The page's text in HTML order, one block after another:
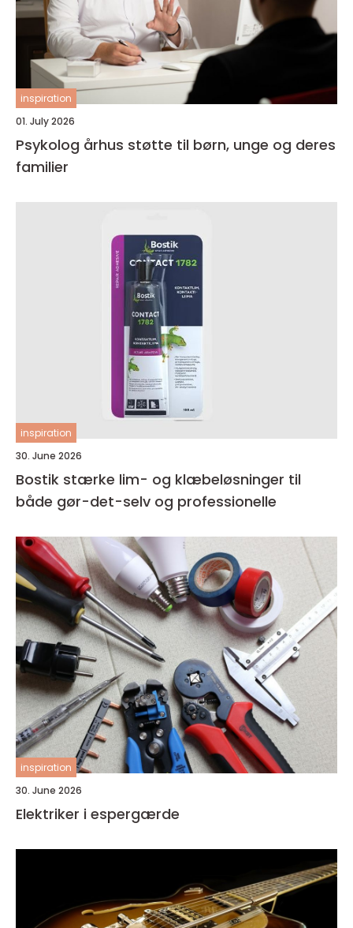
inspiration
01. July 2026
Psykolog århus støtte til børn, unge og deres
familier
inspiration
30. June 2026
Bostik stærke lim- og klæbeløsninger til
både gør-det-selv og professionelle
inspiration
30. June 2026
Elektriker i espergærde